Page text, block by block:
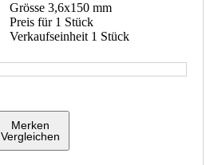
Grösse 3,6x150 mm
Preis für 1 Stück
Verkaufseinheit 1 Stück
Merken
Vergleichen